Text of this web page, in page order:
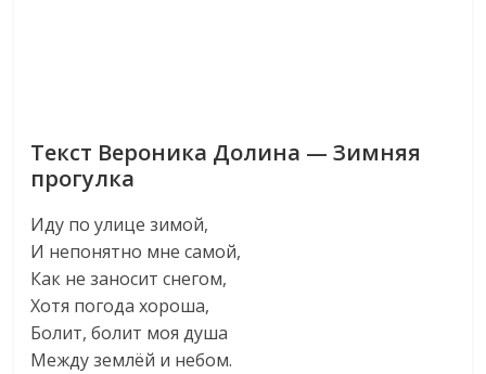
Текст Вероника Долина — Зимняя
прогулка
Иду по улице зимой,
И непонятно мне самой,
Как не заносит снегом,
Хотя погода хороша,
Болит, болит моя душа
Между землёй и небом.